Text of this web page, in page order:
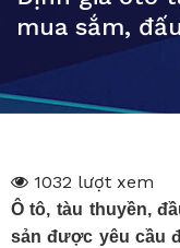
mua sắm,
1032 lượt xem
Ô tô, tàu thuyền,
sản được yêu cầu